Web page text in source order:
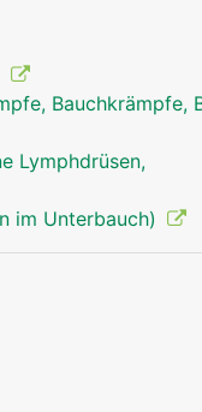
Bauchkrämpfe,
Lymphdrüsen,
im Unterbauch)